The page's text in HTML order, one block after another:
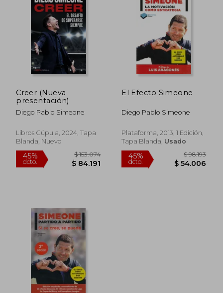
personal. Estas obras pertenecen al
género de literatura deportiva y
motivacional, ofreciendo una visión
profunda de su metodología y enfoque en
el liderazgo y la gestión de equipos.
Creer (Nueva
presentación)
Diego Pablo Simeone
Libros Cúpula, 2024, Tapa
Blanda, Nuevo
45%
dcto. $ 84.191
El Efecto Simeone
Diego Pablo Simeone
Plataforma, 2013, 1 Edición,
Tapa Blanda, Usado